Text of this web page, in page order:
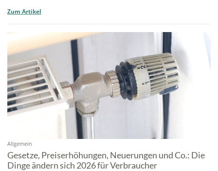
Zum Artikel
Allgemein
Gesetze, Preiserhöhungen, Neuerungen und Co.: Die
Dinge ändern sich 2026 für Verbraucher